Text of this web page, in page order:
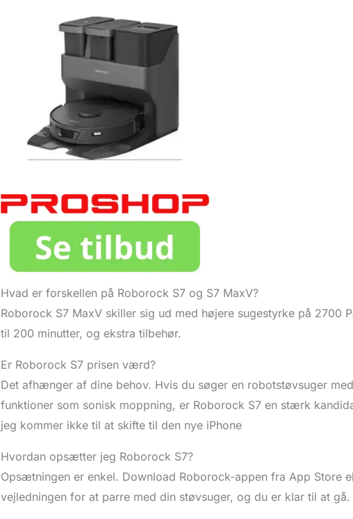
Hvad er forskellen på Roborock S7 og S7 MaxV?
Roborock S7 MaxV skiller sig ud med højere sugestyrke på 2700
til 200 minutter, og ekstra tilbehør.
Er Roborock S7 prisen værd?
Det afhænger af dine behov. Hvis du søger en robotstøvsuger
funktioner som sonisk moppning, er Roborock S7 en stærk
jeg kommer ikke til at skifte til den nye iPhone
Hvordan opsætter jeg Roborock S7?
Opsætningen er enkel. Download Roborock-appen fra App Store
vejledningen for at parre med din støvsuger, og du er klar til at gå.